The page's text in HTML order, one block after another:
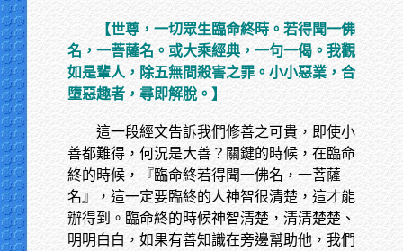
【世尊，一切眾生臨命終時。若得聞一佛
名，一菩薩名。或大乘經典，一句一偈。我觀
如是輩人，除五無間殺害之罪。小小惡業，合
墮惡趣者，尋即解脫。】
這一段經文告訴我們修善之可貴，即使小
善都難得，何況是大善？關鍵的時候，在臨命
終的時候，『臨命終若得聞一佛名，一菩薩
名』，這一定要臨終的人神智很清楚，這才能
辦得到。臨命終的時候神智清楚，清清楚楚、
明明白白，如果有善知識在旁邊幫助他，我們